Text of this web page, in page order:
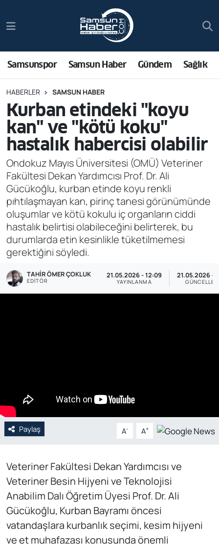
Samsunspor Samsun Haber Gündem Sağlık
HABERLER SAMSUN HABER
Kurban etindeki "koyu
kan" ve "kötü koku"
hastalık habercisi olabilir
Ondokuz Mayıs Üniversitesi (OMÜ) Veteriner
Fakültesi Dekan Yardımcısı Prof. Dr. Ali
Gücükoğlu, kurban etinde koyu renkli
pıhtılaşmayan kan, pirinç tanesi görünümünde
oluşumlar ve kötü kokulu iç organların ciddi
hastalık belirtisi olabileceğini belirterek, bu
durumlarda etin kesinlikle tüketilmemesi
gerektiğini söyledi.
TAHIR ÖMER ÇOKLUK
EDITÖR
21.05.2026 - 12:09
YAYINLANMA
21.05.2026 -
Paylaş A- A+
Veteriner Fakültesi Dekan Yardımcısı ve
Veteriner Besin Hijyeni ve Teknolojisi
Anabilim Dalı Öğretim Üyesi Prof. Dr. Ali
Gücükoğlu, Kurban Bayramı öncesi
vatandaşlara kurbanlık seçimi, kesim hijyeni
ve et muhafazası konusunda önemli
Samsun Haber
Sağlık
Asayiş
Bilim ve Teknoloji
Bölge
Dünya
Ekonomi
Genel
Gündem
Özel Haber
Trafik Durumu
Süper Lig Puan Durumu ve Fikstür
Tüm Manşetler
Son Dakika Haberleri
Haber Arşivi